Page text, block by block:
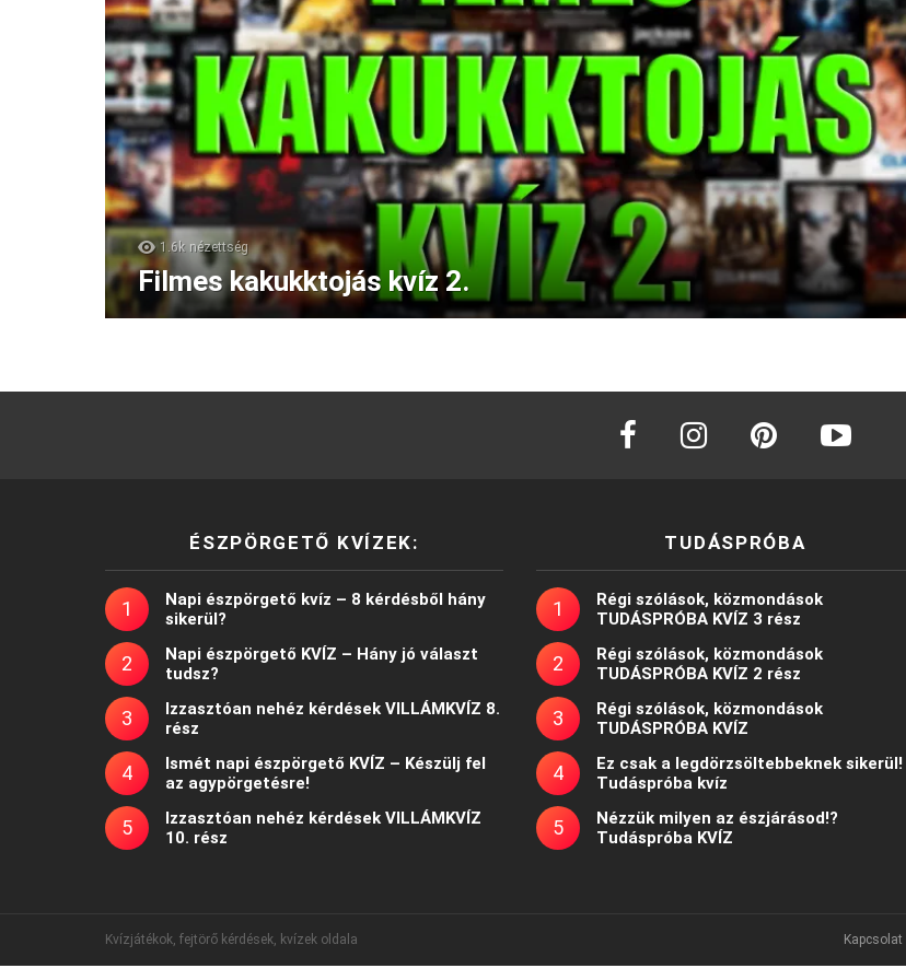
1.6k nézettség
Filmes kakukktojás kvíz 2.
facebook instagram
ÉSZPÖRGETŐ KVÍZEK:
Napi észpörgető kvíz – 8 kérdésből hány
sikerül?
Napi észpörgető KVÍZ – Hány jó választ
tudsz?
Izzasztóan nehéz kérdések VILLÁMKVÍZ 8.
rész
Ismét napi észpörgető KVÍZ – Készülj fel
az agypörgetésre!
Izzasztóan nehéz kérdések VILLÁMKVÍZ
10. rész
TUDÁSPRÓBA
Régi szólások, közmondások
TUDÁSPRÓBA KVÍZ 3 rész
Régi szólások, közmondások
TUDÁSPRÓBA KVÍZ 2 rész
Régi szólások, közmondások
TUDÁSPRÓBA KVÍZ
Ez csak a legdörzsöltebbeknek sikerül!
Tudáspróba kvíz
Nézzük milyen az észjárásod!?
Tudáspróba KVÍZ
Kvízjátékok, fejtörő kérdések, kvízek oldala Kapcsolat